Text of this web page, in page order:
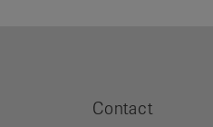
Contact